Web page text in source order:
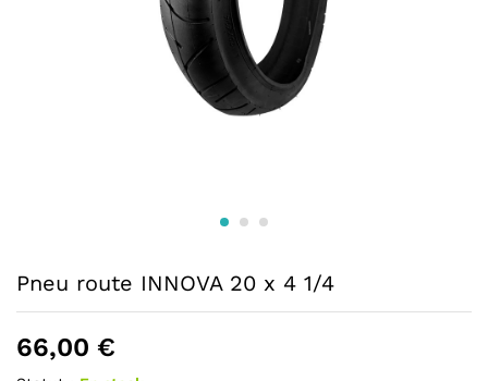
Pneu route INNOVA 20 x 4 1/4
66,00 €